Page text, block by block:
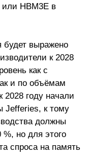
или HBM3E в
будет выражено
к 2028
как с
и по объёмам
2028 году начали
Jefferies, к тому
должны
но для этого
спроса на память